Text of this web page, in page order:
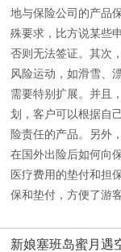
地与保险公司的产品
殊要求，比方说某些
否则无法签证。其次
风险运动，如滑雪、
需要特别扩展。并且
划，客户可以根据自
险责任的产品。另外
在国外出险后如何向
医疗费用的垫付和担
保和垫付，方便了游客
新娘塞班岛蜜月遇